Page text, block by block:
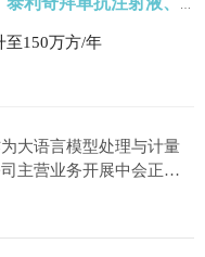
至150万方/年
大语言模型处理与计量
主营业务开展中会正常